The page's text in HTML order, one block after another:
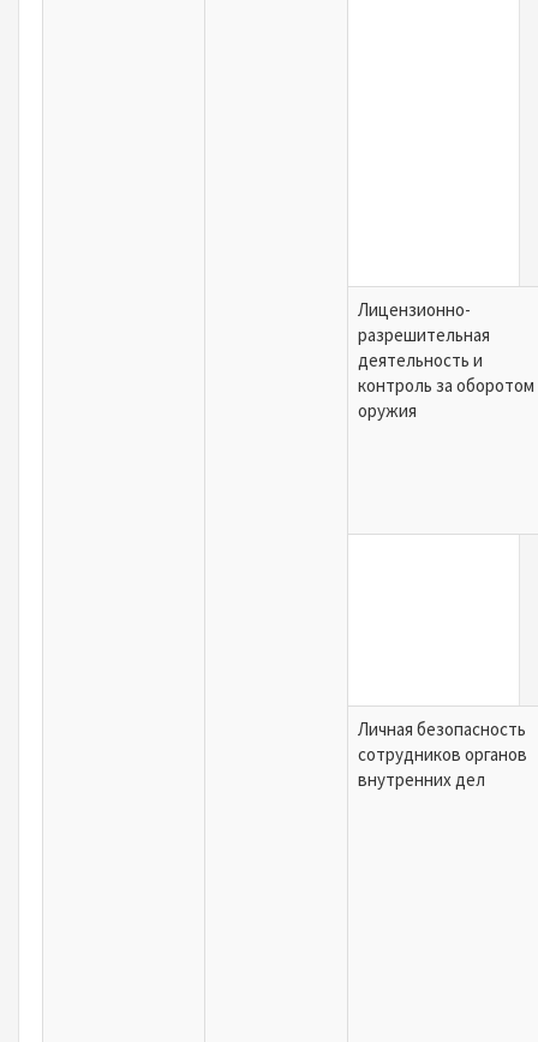
Лицензионно-
разрешительная
деятельность и
контроль за оборотом
оружия
Личная безопасность
сотрудников органов
внутренних дел